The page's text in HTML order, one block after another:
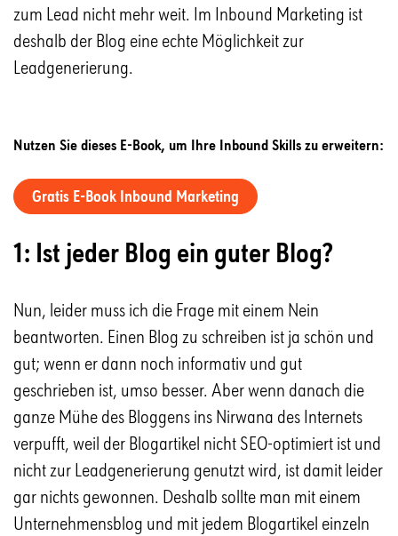
zum Lead nicht mehr weit. Im Inbound Marketing ist
deshalb der Blog eine echte Möglichkeit zur
Leadgenerierung.
Nutzen Sie dieses E-Book, um Ihre Inbound Skills zu erweitern:
Gratis E-Book Inbound Marketing
1: Ist jeder Blog ein guter Blog?
Nun, leider muss ich die Frage mit einem Nein
beantworten. Einen Blog zu schreiben ist ja schön und
gut; wenn er dann noch informativ und gut
geschrieben ist, umso besser. Aber wenn danach die
ganze Mühe des Bloggens ins Nirwana des Internets
verpufft, weil der Blogartikel nicht SEO-optimiert ist und
nicht zur Leadgenerierung genutzt wird, ist damit leider
gar nichts gewonnen. Deshalb sollte man mit einem
Unternehmensblog und mit jedem Blogartikel einzeln